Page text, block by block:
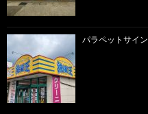
パラペットサイン